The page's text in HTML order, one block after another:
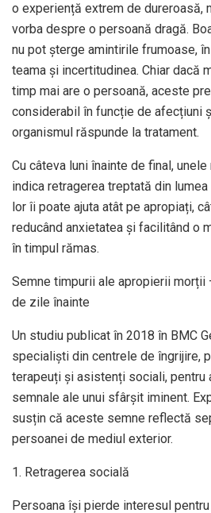
o experiență extrem de dureroasă,
vorba despre o persoană dragă.
nu pot șterge amintirile frumoase,
teama și incertitudinea. Chiar dacă
timp mai are o persoană, aceste
considerabil în funcție de afecțiuni
organismul răspunde la tratament.
Cu câteva luni înainte de final,
indica retragerea treptată din
lor îi poate ajuta atât pe apropiați,
reducând anxietatea și facilitând o
în timpul rămas.
Semne timpurii ale apropierii morții
de zile înainte
Un studiu publicat în 2018 în BMC
specialiști din centrele de îngrijire,
terapeuți și asistenți sociali, pentru
semnale ale unui sfârșit iminent.
susțin că aceste semne reflectă
persoanei de mediul exterior.
1. Retragerea socială
Persoana își pierde interesul